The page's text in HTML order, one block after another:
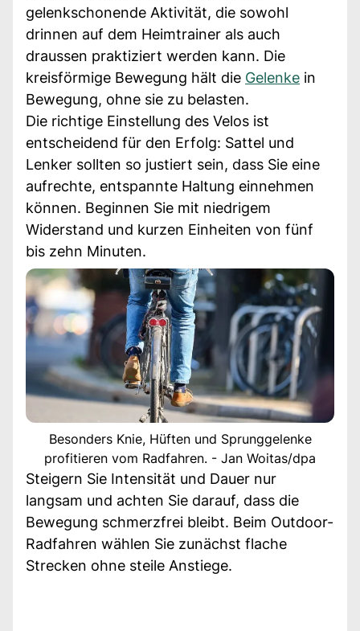
gelenkschonende Aktivität, die sowohl
drinnen auf dem Heimtrainer als auch
draussen praktiziert werden kann. Die
kreisförmige Bewegung hält die Gelenke in
Bewegung, ohne sie zu belasten.
Die richtige Einstellung des Velos ist
entscheidend für den Erfolg: Sattel und
Lenker sollten so justiert sein, dass Sie eine
aufrechte, entspannte Haltung einnehmen
können. Beginnen Sie mit niedrigem
Widerstand und kurzen Einheiten von fünf
bis zehn Minuten.
Besonders Knie, Hüften und Sprunggelenke
profitieren vom Radfahren. - Jan Woitas/dpa
Steigern Sie Intensität und Dauer nur
langsam und achten Sie darauf, dass die
Bewegung schmerzfrei bleibt. Beim Outdoor-
Radfahren wählen Sie zunächst flache
Strecken ohne steile Anstiege.